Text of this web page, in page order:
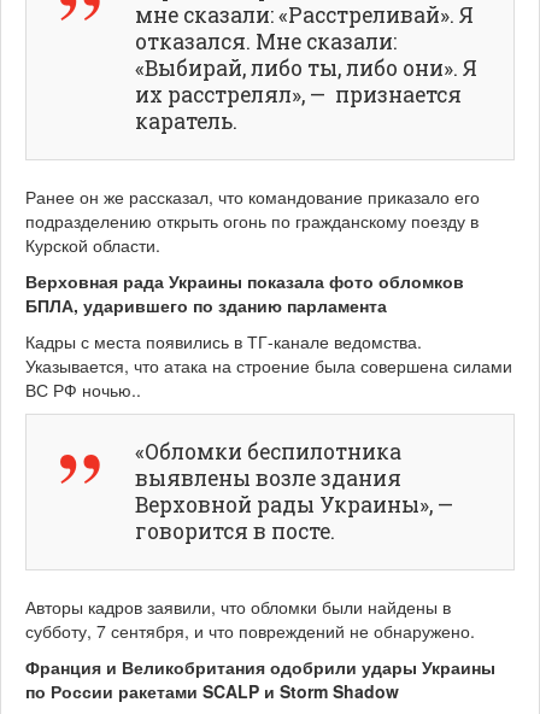
мне сказали: «Расстреливай». Я
отказался. Мне сказали:
«Выбирай, либо ты, либо они». Я
их расстрелял», — признается
каратель.
Ранее он же рассказал, что командование приказало его
подразделению открыть огонь по гражданскому поезду в
Курской области.
Верховная рада Украины показала фото обломков
БПЛА, ударившего по зданию парламента
Кадры с места появились в ТГ-канале ведомства.
Указывается, что атака на строение была совершена силами
ВС РФ ночью..
«Обломки беспилотника
выявлены возле здания
Верховной рады Украины», —
говорится в посте.
Авторы кадров заявили, что обломки были найдены в
субботу, 7 сентября, и что повреждений не обнаружено.
Франция и Великобритания одобрили удары Украины
по России ракетами SCALP и Storm Shadow